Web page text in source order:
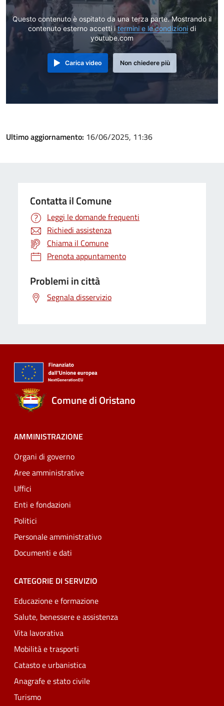
Questo contenuto è ospitato da una terza parte. Mostrando il
contenuto esterno accetti itermini e le condizionidi
youtube.com
Carica video Non chiedere più
Ultimo aggiornamento: 16/06/2025, 11:36
Contatta il Comune
Leggi le domande frequenti
Richiedi assistenza
Chiama il Comune
Prenota appuntamento
Problemi in città
Segnala disservizio
Comune di Oristano
AMMINISTRAZIONE
Organi di governo
Aree amministrative
Uffici
Enti e fondazioni
Politici
Personale amministrativo
Documenti e dati
CATEGORIE DI SERVIZIO
Educazione e formazione
Salute, benessere e assistenza
Vita lavorativa
Mobilità e trasporti
Catasto e urbanistica
Anagrafe e stato civile
Turismo